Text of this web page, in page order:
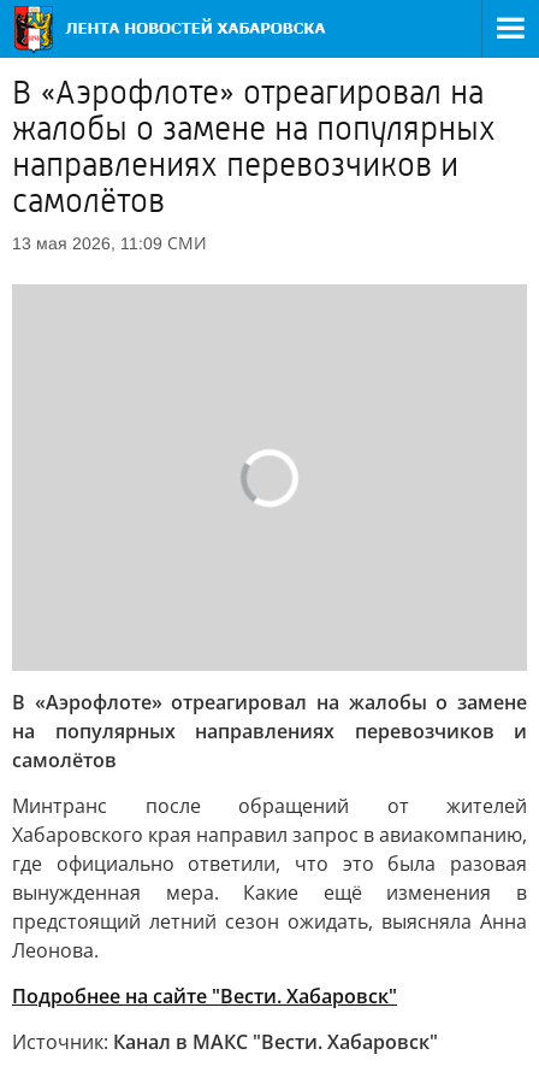
В «Аэрофлоте» отреагировал на
жалобы о замене на популярных
направлениях перевозчиков и
самолётов
13 мая 2026, 11:09 СМИ
В «Аэрофлоте» отреагировал на жалобы о замене
на популярных направлениях перевозчиков и
самолётов
Минтранс после обращений от жителей
Хабаровского края направил запрос в авиакомпанию,
где официально ответили, что это была разовая
вынужденная мера. Какие ещё изменения в
предстоящий летний сезон ожидать, выясняла Анна
Леонова.
Подробнее на сайте "Вести. Хабаровск"
Источник: Канал в МАКС "Вести. Хабаровск"